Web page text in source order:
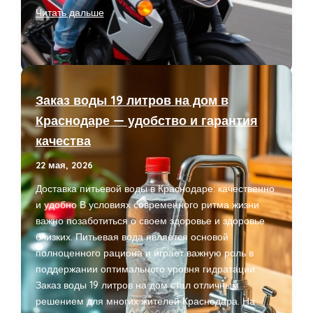
Обучение
на
мотоцикл:
путь
к
возможностям
и
приключениям
Читать дальше
Заказ воды 19 литров на дом в
Краснодаре — удобство и гарантия
качества
22 мая, 2026
Доставка питьевой воды в Краснодаре: качественно
и удобно В условиях современного ритма жизни
важно позаботиться о своем здоровье и здоровье
близких. Питьевая вода является основой
полноценного рациона и играет важную роль в
поддержании оптимального уровня гидратации.
Заказ воды 19 литров на дом стал отличным
решением для многих жителей Краснодара. На